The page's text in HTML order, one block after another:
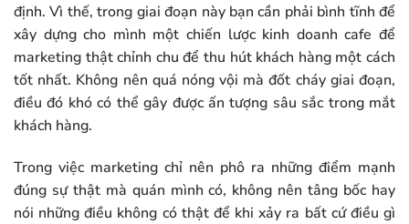
định. Vì thế, trong giai đoạn này bạn cần phải bình tĩnh để
xây dựng cho mình một chiến lược kinh doanh cafe để
marketing thật chỉnh chu để thu hút khách hàng một cách
tốt nhất. Không nên quá nóng vội mà đốt cháy giai đoạn,
điều đó khó có thể gây được ấn tượng sâu sắc trong mắt
khách hàng.
Trong việc marketing chỉ nên phô ra những điểm mạnh
đúng sự thật mà quán mình có, không nên tâng bốc hay
nói những điều không có thật để khi xảy ra bất cứ điều gì